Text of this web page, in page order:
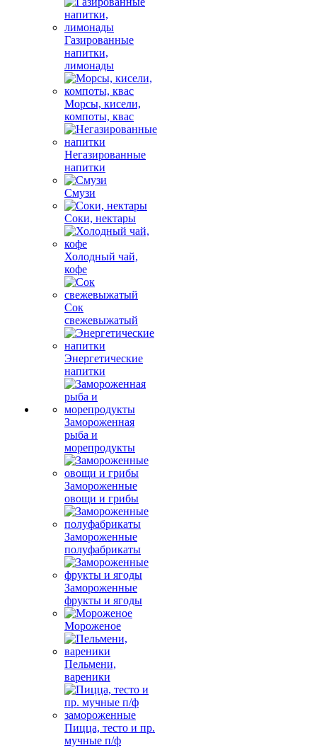
Газированные
напитки,
лимонады
Морсы, кисели,
компоты, квас
Негазированные
напитки
Смузи
Соки, нектары
Холодный чай,
кофе
Сок
свежевыжатый
Энергетические
напитки
Замороженная
рыба и
морепродукты
Замороженные
овощи и грибы
Замороженные
полуфабрикаты
Замороженные
фрукты и ягоды
Мороженое
Пельмени,
вареники
Пицца, тесто и пр.
мучные п/ф